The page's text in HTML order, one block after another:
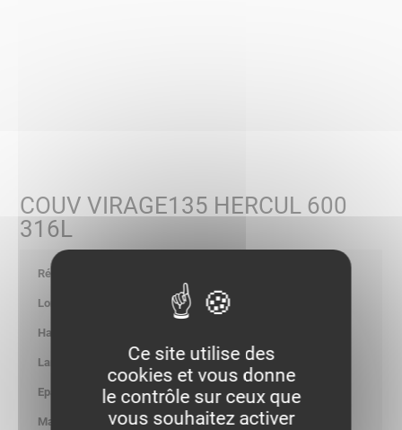
COUV VIRAGE135 HERCUL 600
316L
-
5.136
Ce site utilise des
cookies et vous donne
le contrôle sur ceux que
vous souhaitez activer